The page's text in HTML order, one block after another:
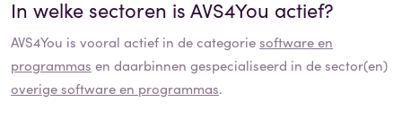
In welke sectoren isAVS4You actief?
AVS4You is vooral actief in de categoriesoftware en
programmas en daarbinnen gespecialiseerd in de sector(en)
overige software en programmas.